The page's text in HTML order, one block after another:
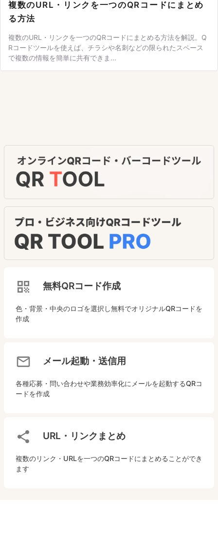
複数のURL・リンクを一つのQRコードにまとめ
る方法
複数のURL・リンクを一つのQRコードにまとめる方法を解説。Q
Rコードツールを使えば、チラシや名刺などの限られたスペース
で複数の情報を簡単に共有できま...
無料QRコード作成
色・背景・中央のロゴを選択し無料でオリジナルQRコードを
作成
メール起動・送信用
各種応募・問い合わせや業務効率化にメールを起動するQRコ
ードを作成
URL・リンクまとめ
複数のリンク・URLを一つのQRコードにまとめることができ
ます